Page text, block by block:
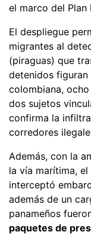
el marco del Plan
El despliegue
migrantes al
(piraguas) que
detenidos figuran
colombiana,
dos sujetos
confirma la
corredores
Además, con la
la vía marítima,
interceptó
además de un
panameños
paquetes de